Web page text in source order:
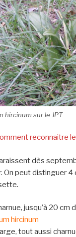
hircinum sur le JPT
reconnaitre
dès
On peut distinguer
jusqu’à 20 cm
hircinum
tout aussi